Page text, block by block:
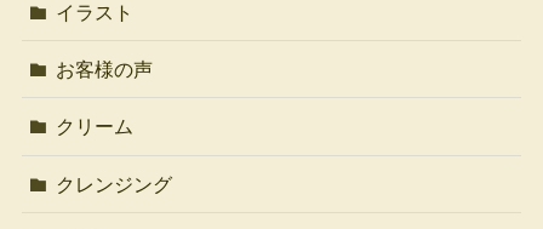
イラスト
お客様の声
クリーム
クレンジング